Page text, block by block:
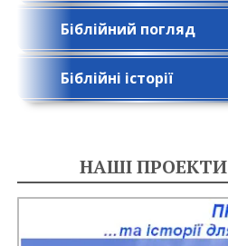
Біблійний погляд
Біблійні історії
НАШІ ПРОЕКТИ